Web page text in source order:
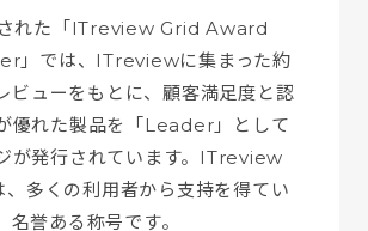
れた「ITreview Grid Award
」では、ITreviewに集まった約
ビューをもとに、顧客満足度と認
優れた製品を「Leader」として
が発行されています。ITreview
多くの利用者から支持を得てい
名誉ある称号です。